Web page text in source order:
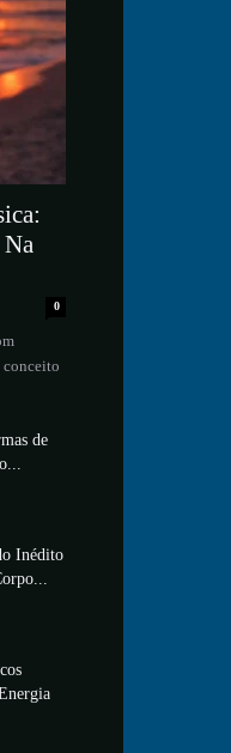
0
conceito
de
Inédito